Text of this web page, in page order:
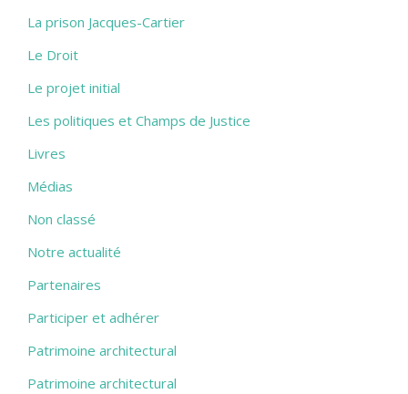
La prison Jacques-Cartier
Le Droit
Le projet initial
Les politiques et Champs de Justice
Livres
Médias
Non classé
Notre actualité
Partenaires
Participer et adhérer
Patrimoine architectural
Patrimoine architectural